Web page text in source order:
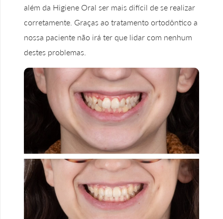
além da Higiene Oral ser mais difícil de se realizar
corretamente. Graças ao tratamento ortodôntico a
nossa paciente não irá ter que lidar com nenhum
destes problemas.